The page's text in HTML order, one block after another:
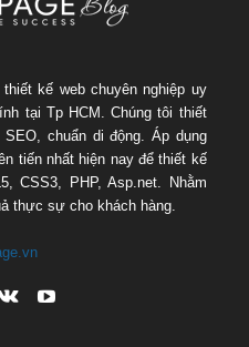
kế web chuyên nghiệp uy
tại Tp HCM. Chúng tôi thiết
SEO, chuẩn di động. Áp dụng
tiến nhất hiện nay để thiết kế
CSS3, PHP, Asp.net. Nhằm
thực sự cho khách hàng.